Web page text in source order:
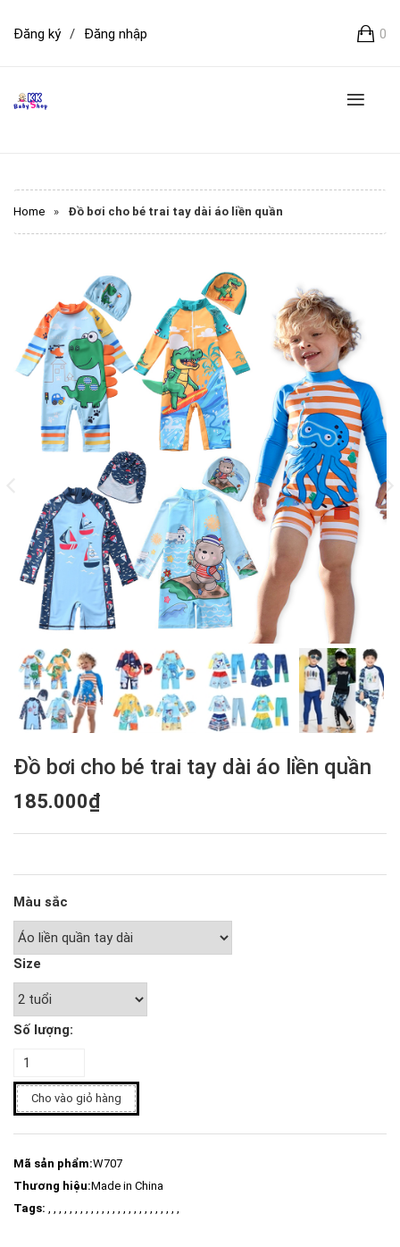
0
Đăng ký / Đăng nhập
Home » Đồ bơi cho bé trai tay dài áo liền quần
Đồ bơi cho bé trai tay dài áo liền quần
185.000₫
Màu sắc
Size
Số lượng:
Cho vào giỏ hàng
Mã sản phẩm:W707
Thương hiệu:Made in China
Tags: , , , , , , , , , , , , , , , , , , , , , , , , ,